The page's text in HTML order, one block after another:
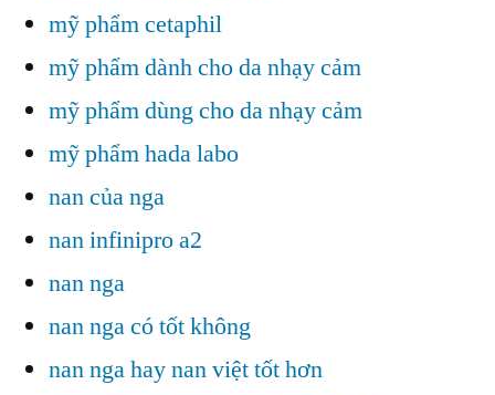
mỹ phẩm cetaphil
mỹ phẩm dành cho da nhạy cảm
mỹ phẩm dùng cho da nhạy cảm
mỹ phẩm hada labo
nan của nga
nan infinipro a2
nan nga
nan nga có tốt không
nan nga hay nan việt tốt hơn